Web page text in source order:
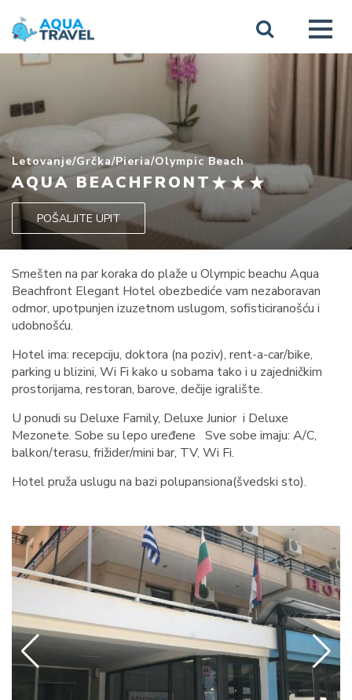
Letovanje/Grčka/Pieria/Olympic Beach
AQUA BEACHFRONT
POŠALJITE UPIT
Smešten na par koraka do plaže u Olympic beachu Aqua
Beachfront Elegant Hotel obezbediće vam nezaboravan
odmor, upotpunjen izuzetnom uslugom, sofisticiranošću i
udobnošću.
Hotel ima: recepciju, doktora (na poziv), rent-a-car/bike,
parking u blizini, Wi Fi kako u sobama tako i u zajedničkim
prostorijama, restoran, barove, dečije igralište.
U ponudi su Deluxe Family, Deluxe Junior i Deluxe
Mezonete. Sobe su lepo uređene Sve sobe imaju: A/C,
balkon/terasu, frižider/mini bar, TV, Wi Fi.
Hotel pruža uslugu na bazi polupansiona(švedski sto).